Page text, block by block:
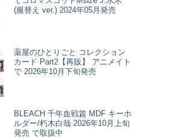
(服替え ver.) 2024年05月発売
薬屋のひとりごと コレクション
カード Part2【再販】 アニメイト
で 2026年10月下旬発売
BLEACH 千年血戦篇 MDF キーホ
ルダー/朽木白哉 2026年10月上旬
発売 で取扱中